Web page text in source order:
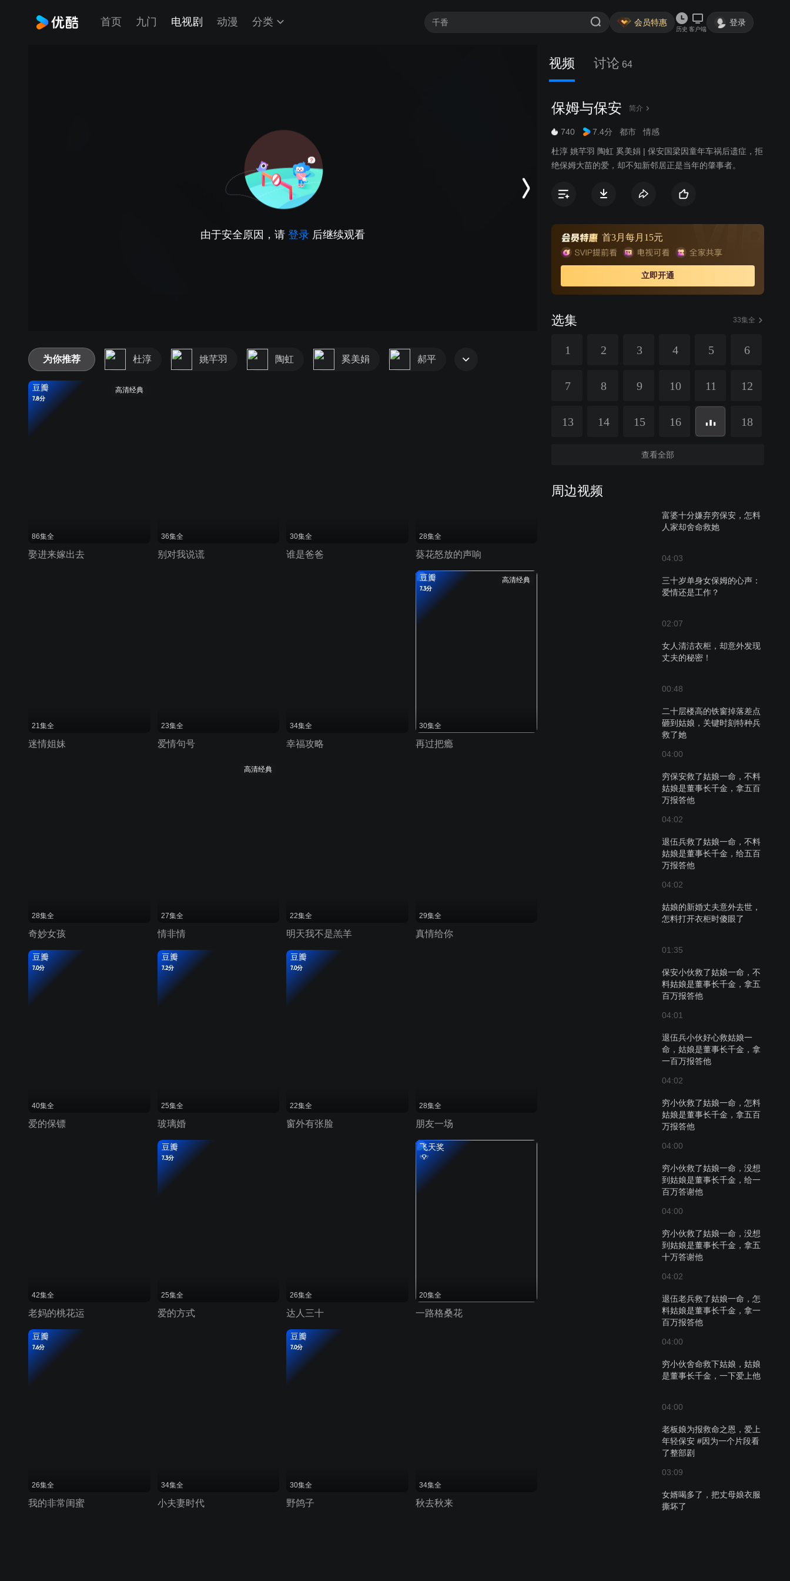
首页 九门 电视剧 动漫 分类 会员特惠
历史 客户端
登录
由于安全原因，请 登录 后继续观看
视频 讨论 64
保姆与保安 简介
740 7.4分 都市 情感
杜淳 姚芊羽 陶虹 奚美娟 | 保安国梁因童年车祸后遗症，拒
绝保姆大苗的爱，却不知新邻居正是当年的肇事者。
首3月每月15元
立即开通
选集 33集全
1 2 3 4 5 6
7 8 9 10 11 12
13 14 15 16 18
查看全部
周边视频
富婆十分嫌弃穷保安，怎料
人家却舍命救她
04:03
三十岁单身女保姆的心声：
爱情还是工作？
02:07
女人清洁衣柜，却意外发现
丈夫的秘密！
00:48
二十层楼高的铁窗掉落差点
砸到姑娘，关键时刻特种兵
救了她
04:00
穷保安救了姑娘一命，不料
姑娘是董事长千金，拿五百
万报答他
04:02
退伍兵救了姑娘一命，不料
姑娘是董事长千金，给五百
万报答他
04:02
姑娘的新婚丈夫意外去世，
怎料打开衣柜时傻眼了
01:35
保安小伙救了姑娘一命，不
料姑娘是董事长千金，拿五
百万报答他
04:01
退伍兵小伙好心救姑娘一
命，姑娘是董事长千金，拿
一百万报答他
04:02
穷小伙救了姑娘一命，怎料
姑娘是董事长千金，拿五百
万报答他
04:00
穷小伙救了姑娘一命，没想
到姑娘是董事长千金，给一
百万答谢他
04:00
穷小伙救了姑娘一命，没想
到姑娘是董事长千金，拿五
十万答谢他
04:02
退伍老兵救了姑娘一命，怎
料姑娘是董事长千金，拿一
百万报答他
04:00
穷小伙舍命救下姑娘，姑娘
是董事长千金，一下爱上他
04:00
老板娘为报救命之恩，爱上
年轻保安 #因为一个片段看
了整部剧
03:09
女婿喝多了，把丈母娘衣服
撕坏了
为你推荐 杜淳 姚芊羽 陶虹 奚美娟 郝平
高清经典
豆瓣
7.8分
86集全
娶进来嫁出去
36集全
别对我说谎
30集全
谁是爸爸
28集全
葵花怒放的声响
21集全
迷情姐妹
23集全
爱情句号
34集全
幸福攻略
高清经典
豆瓣
7.3分
30集全
再过把瘾
28集全
奇妙女孩
高清经典
27集全
情非情
22集全
明天我不是羔羊
29集全
真情给你
豆瓣
7.0分
40集全
爱的保镖
豆瓣
7.2分
25集全
玻璃婚
豆瓣
7.0分
22集全
窗外有张脸
28集全
朋友一场
42集全
老妈的桃花运
豆瓣
7.3分
25集全
爱的方式
26集全
达人三十
飞天奖
20集全
一路格桑花
豆瓣
7.6分
26集全
我的非常闺蜜
34集全
小夫妻时代
豆瓣
7.0分
30集全
野鸽子
34集全
秋去秋来